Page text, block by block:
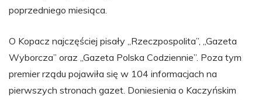
poprzedniego miesiąca.
O Kopacz najczęściej pisały „Rzeczpospolita”, „Gazeta
Wyborcza” oraz „Gazeta Polska Codziennie”. Poza tym
premier rządu pojawiła się w 104 informacjach na
pierwszych stronach gazet. Doniesienia o Kaczyńskim